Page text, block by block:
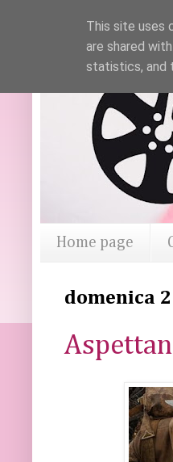
Home page
domenica
This site uses
are shared
statistics, and